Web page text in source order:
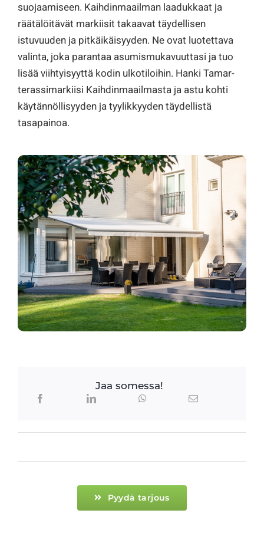
suojaamiseen. Kaihdinmaailman laadukkaat ja
räätälöitävät markiisit takaavat täydellisen
istuvuuden ja pitkäikäisyyden. Ne ovat luotettava
valinta, joka parantaa asumismukavuuttasi ja tuo
lisää viihtyisyyttä kodin ulkotiloihin. Hanki Tamar-
terassimarkiisi Kaihdinmaailmasta ja astu kohti
käytännöllisyyden ja tyylikkyyden täydellistä
tasapainoa.
Jaa somessa!
Pyydä tarjous